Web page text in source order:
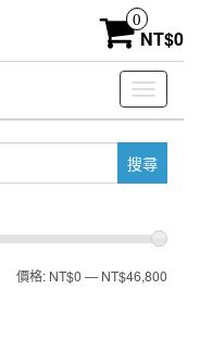
0
NT$0
Toggle
最最
價格: NT$0—NT$46,800